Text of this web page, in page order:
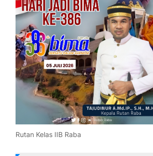
Rutan Kelas IIB Raba